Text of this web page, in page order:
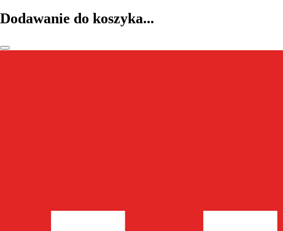
Dodawanie do koszyka...